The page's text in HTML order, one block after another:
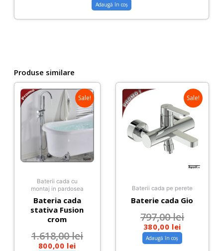
Adaugă în coș
Produse similare
Sale!
Baterii cada cu
montaj in pardosea
Bateria cada
stativa Fusion
crom
1.618,00lei
800,00 lei
Sale!
Baterii cada pe perete
Baterie cada Gio
797,00lei
380,00 lei
Adaugă în coș